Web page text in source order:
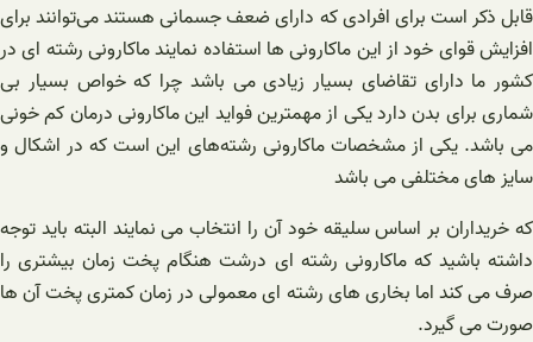
قابل ذکر است برای افرادی که دارای ضعف جسمانی هستند می‌توانند برای
افزایش قوای خود از این ماکارونی ها استفاده نمایند ماکارونی رشته ای در
کشور ما دارای تقاضای بسیار زیادی می باشد چرا که خواص بسیار بی
شماری برای بدن دارد یکی از مهمترین فواید این ماکارونی درمان کم خونی
می باشد. یکی از مشخصات ماکارونی رشته‌های این است که در اشکال و
سایز های مختلفی می باشد
که خریداران بر اساس سلیقه خود آن را انتخاب می نمایند البته باید توجه
داشته باشید که ماکارونی رشته ای درشت هنگام پخت زمان بیشتری را
صرف می کند اما بخاری های رشته ای معمولی در زمان کمتری پخت آن ها
صورت می گیرد.